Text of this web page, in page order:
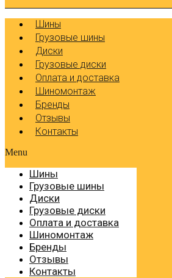
Шины
Грузовые шины
Диски
Грузовые диски
Оплата и доставка
Шиномонтаж
Бренды
Отзывы
Контакты
Menu
Шины
Грузовые шины
Диски
Грузовые диски
Оплата и доставка
Шиномонтаж
Бренды
Отзывы
Контакты